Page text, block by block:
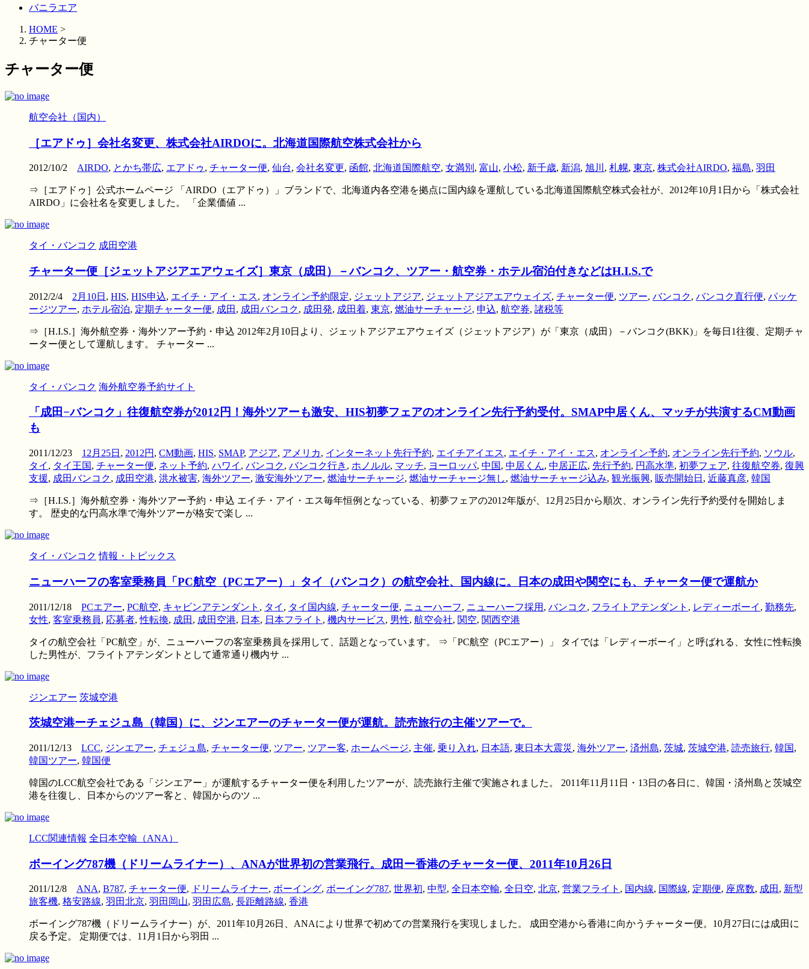
バニラエア
HOME >
チャーター便
チャーター便
航空会社（国内）
［エアドゥ］会社名変更、株式会社AIRDOに。北海道国際航空株式会社から
2012/10/2 AIRDO, とかち帯広, エアドゥ , チャーター便, 仙台, 会社名変更, 函館, 北海道国際航空, 女満別 , 富山, 小松, 新千歳, 新潟, 旭川 , 札幌, 東京, 株式会社AIRDO, 福島, 羽田
⇒［エアドゥ］公式ホームページ 「AIRDO（エアドゥ）」ブランドで、北海道内各空港を拠点に国内線を運航している北海道国際航空株式会社が、2012年10月1日から「株式会社
AIRDO」に会社名を変更しました。 「企業価値 ...
タイ・バンコク 成田空港
チャーター便［ジェットアジアエアウェイズ］東京（成田）－バンコク、ツアー・航空券・ホテル宿泊付きなどはH.I.S.で
2012/2/4 2月10日 , HIS, HIS申込, エイチ・アイ・エス, オンライン予約限定, ジェットアジア, ジェットアジアエアウェイズ, チャーター便, ツアー, バンコク, バンコク直行便, パッケ
ージツアー, ホテル宿泊, 定期チャーター便, 成田 , 成田バンコク, 成田発, 成田着, 東京, 燃油サーチャージ, 申込, 航空券, 諸税等
⇒［H.I.S.］海外航空券・海外ツアー予約・申込 2012年2月10日より、ジェットアジアエアウェイズ（ジェットアジア）が「東京（成田）－バンコク(BKK)」を毎日1往復、定期チャ
ーター便として運航します。 チャーター ...
タイ・バンコク 海外航空券予約サイト
「成田−バンコク」往復航空券が2012円！海外ツアーも激安、HIS初夢フェアのオンライン先行予約受付。SMAP中居くん、マッチが共演するCM動画
も
2011/12/23 12月25日 , 2012円 , CM動画, HIS, SMAP, アジア, アメリカ, インターネット先行予約, エイチアイエス, エイチ・アイ・エス, オンライン予約, オンライン先行予約, ソウル,
タイ , タイ王国, チャーター便, ネット予約, ハワイ , バンコク, バンコク行き , ホノルル, マッチ, ヨーロッパ, 中国, 中居くん, 中居正広, 先行予約, 円高水準, 初夢フェア, 往復航空券, 復興
支援, 成田バンコク, 成田空港, 洪水被害, 海外ツアー, 激安海外ツアー, 燃油サーチャージ, 燃油サーチャージ無し, 燃油サーチャージ込み, 観光振興, 販売開始日 , 近藤真彦, 韓国
⇒［H.I.S.］海外航空券・海外ツアー予約・申込 エイチ・アイ・エス毎年恒例となっている、初夢フェアの2012年版が、12月25日から順次、オンライン先行予約受付を開始しま
す。 歴史的な円高水準で海外ツアーが格安で楽し ...
タイ・バンコク 情報・トピックス
ニューハーフの客室乗務員「PC航空（PCエアー）」タイ（バンコク）の航空会社、国内線に。日本の成田や関空にも、チャーター便で運航か
2011/12/18 PCエアー, PC航空, キャビンアテンダント , タイ , タイ国内線, チャーター便, ニューハーフ, ニューハーフ採用 , バンコク, フライトアテンダント , レディーボーイ , 勤務先,
女性, 客室乗務員, 応募者,性転換, 成田 , 成田空港, 日本, 日本フライト , 機内サービス, 男性, 航空会社, 関空, 関西空港
タイの航空会社「PC航空」が、ニューハーフの客室乗務員を採用して、話題となっています。 ⇒「PC航空（PCエアー）」 タイでは「レディーボーイ」と呼ばれる、女性に性転換
した男性が、フライトアテンダントとして通常通り機内サ ...
ジンエアー 茨城空港
茨城空港ーチェジュ島（韓国）に、ジンエアーのチャーター便が運航。読売旅行の主催ツアーで。
2011/12/13 LCC, ジンエアー, チェジュ島, チャーター便, ツアー, ツアー客, ホームページ, 主催, 乗り入れ, 日本語, 東日本大震災, 海外ツアー, 済州島, 茨城, 茨城空港, 読売旅行, 韓国,
韓国ツアー, 韓国便
韓国のLCC航空会社である「ジンエアー」が運航するチャーター便を利用したツアーが、読売旅行主催で実施されました。 2011年11月11日・13日の各日に、韓国・済州島と茨城空
港を往復し、日本からのツアー客と、韓国からのツ ...
LCC関連情報 全日本空輸（ANA）
ボーイング787機（ドリームライナー）、ANAが世界初の営業飛行。成田ー香港のチャーター便、2011年10月26日
2011/12/8 ANA, B787, チャーター便, ドリームライナー, ボーイング, ボーイング787, 世界初, 中型, 全日本空輸, 全日空, 北京, 営業フライト , 国内線, 国際線, 定期便, 座席数, 成田 , 新型
旅客機, 格安路線, 羽田北京, 羽田岡山, 羽田広島, 長距離路線, 香港
ボーイング787機（ドリームライナー）が、2011年10月26日、ANAにより世界で初めての営業飛行を実現しました。 成田空港から香港に向かうチャーター便。10月27日には成田に
戻る予定。 定期便では、11月1日から羽田 ...